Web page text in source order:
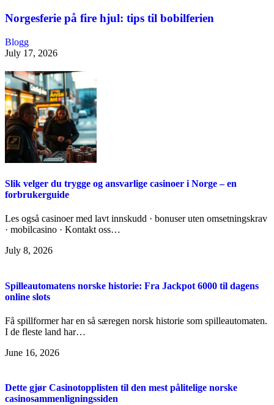
Norgesferie på fire hjul: tips til bobilferien
Blogg
July 17, 2026
Slik velger du trygge og ansvarlige casinoer i Norge – en
forbrukerguide
Les også casinoer med lavt innskudd · bonuser uten omsetningskrav
· mobilcasino · Kontakt oss…
July 8, 2026
Spilleautomatens norske historie: Fra Jackpot 6000 til dagens
online slots
Få spillformer har en så særegen norsk historie som spilleautomaten.
I de fleste land har…
June 16, 2026
Dette gjør Casinotopplisten til den mest pålitelige norske
casinosammenligningssiden